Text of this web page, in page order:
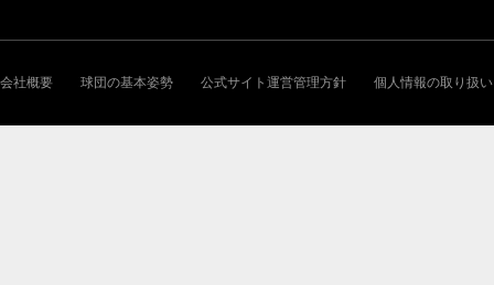
会社概要 球団の基本姿勢 公式サイト運営管理方針 個人情報の取り扱い